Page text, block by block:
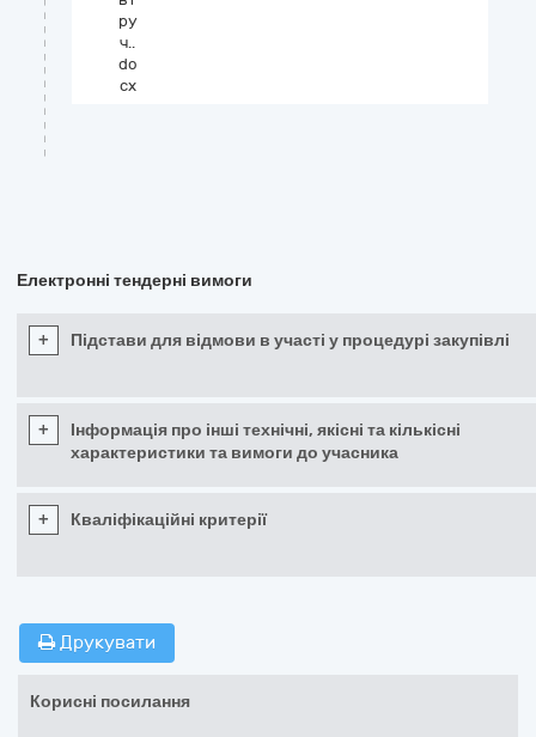
ру
ч..
do
cx
Електронні тендерні вимоги
+ Підстави для відмови в участі у процедурі закупівлі
+
Інформація про інші технічні, якісні та кількісні
характеристики та вимоги до учасника
+ Кваліфікаційні критерії
Друкувати
Корисні посилання